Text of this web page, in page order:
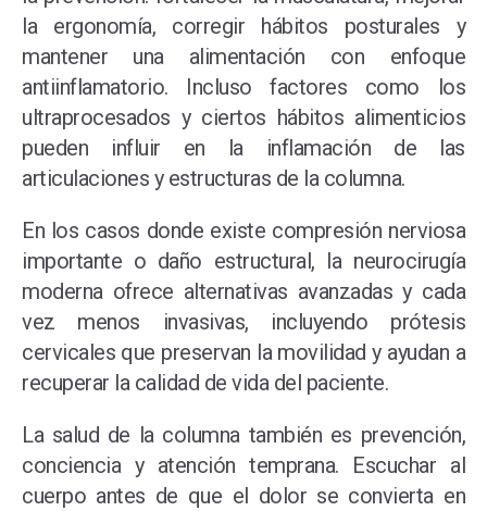
la ergonomía, corregir hábitos posturales y
mantener una alimentación con enfoque
antiinflamatorio. Incluso factores como los
ultraprocesados y ciertos hábitos alimenticios
pueden influir en la inflamación de las
articulaciones y estructuras de la columna.
En los casos donde existe compresión nerviosa
importante o daño estructural, la neurocirugía
moderna ofrece alternativas avanzadas y cada
vez menos invasivas, incluyendo prótesis
cervicales que preservan la movilidad y ayudan a
recuperar la calidad de vida del paciente.
La salud de la columna también es prevención,
conciencia y atención temprana. Escuchar al
cuerpo antes de que el dolor se convierta en